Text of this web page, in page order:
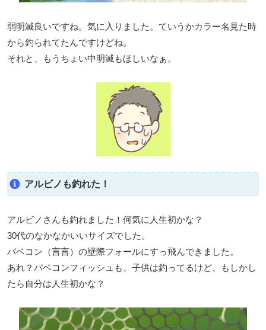
弱明滅良いですね。気に入りました。ていうかカラー名見た時
から釣られてたんですけどね。
それと、もうちょい中明滅もほしいなぁ。
アルビノも釣れた！
アルビノさんも釣れました！何気に人生初かな？
30代のなかなかいいサイズでした。
バベコン（言言）の壁際フォールにすっ飛んできました。
あれ？バベコンフィッシュも、子供は釣ってるけど、もしかし
たら自分は人生初かな？